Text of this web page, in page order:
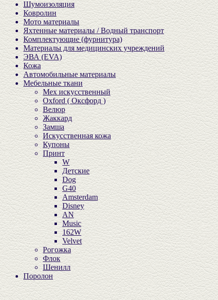
Шумоизоляция
Ковролин
Мото материалы
Яхтенные материалы / Водный транспорт
Комплектующие (фурнитура)
Материалы для медицинских учреждений
ЭВА (EVA)
Кожа
Автомобильные материалы
Мебельные ткани
Мех искусственный
Oxford ( Оксфорд )
Велюр
Жаккард
Замша
Искусственная кожа
Купоны
Принт
W
Детские
Dog
G40
Amsterdam
Disney
AN
Music
162W
Velvet
Рогожка
Флок
Шенилл
Поролон